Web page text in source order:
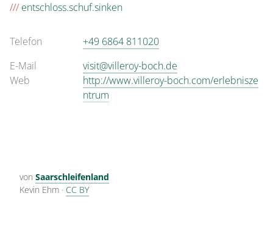
/// entschloss.schuf.sinken
Telefon
+49 6864 811020
E-Mail
visit@villeroy-boch.de
Web
http://www.villeroy-boch.com/erlebnisze
ntrum
von Saarschleifenland
Kevin Ehm · CC BY